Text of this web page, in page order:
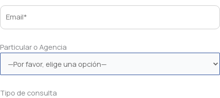
Particular o Agencia
Tipo de consulta